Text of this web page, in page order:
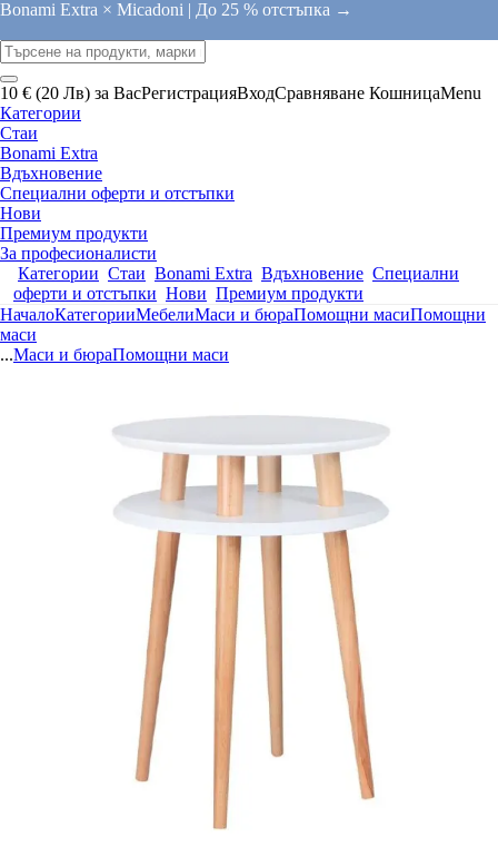
Bonami Extra × Micadoni | До 25 % отстъпка →
10 € (20 Лв) за ВасРегистрацияВходСравняване КошницаMenu
Категории
Стаи
Bonami Extra
Вдъхновение
Специални оферти и отстъпки
Нови
Премиум продукти
За професионалисти
Категории Стаи Bonami Extra Вдъхновение Специални
оферти и отстъпки Нови Премиум продукти
НачалоКатегорииМебелиМаси и бюраПомощни масиПомощни
маси
...Маси и бюраПомощни маси